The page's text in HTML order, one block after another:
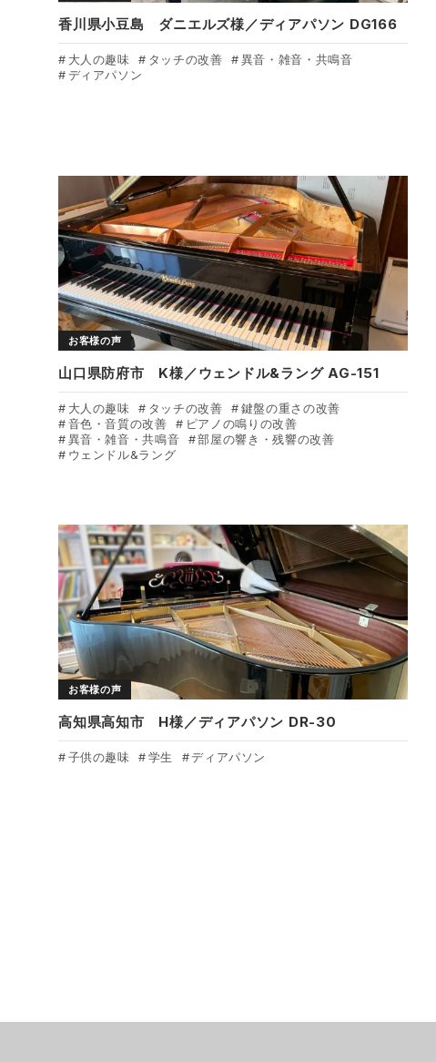
香川県小豆島 ダニエルズ様／ディアパソン DG166
大人の趣味 タッチの改善
異音・雑音・共鳴音
ディアパソン
お客様の声
山口県防府市 K様／ウェンドル&ラング AG-151
大人の趣味 タッチの改善
鍵盤の重さの改善
音色・音質の改善
ピアノの鳴りの改善
異音・雑音・共鳴音
部屋の響き・残響の改善
ウェンドル&ラング
お客様の声
高知県高知市 H様／ディアパソン DR-30
子供の趣味 学生 ディアパソン